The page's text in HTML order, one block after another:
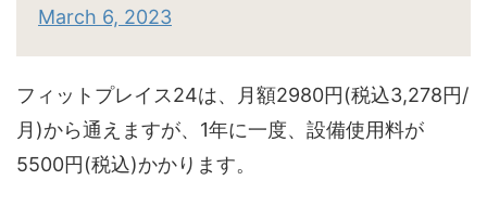
March 6, 2023
フィットプレイス24は、月額2980円(税込3,278円/
月)から通えますが、1年に一度、設備使用料が
5500円(税込)かかります。